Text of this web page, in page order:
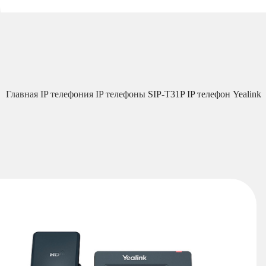
Главная IP телефония IP телефоны SIP-T31P IP телефон Yealink